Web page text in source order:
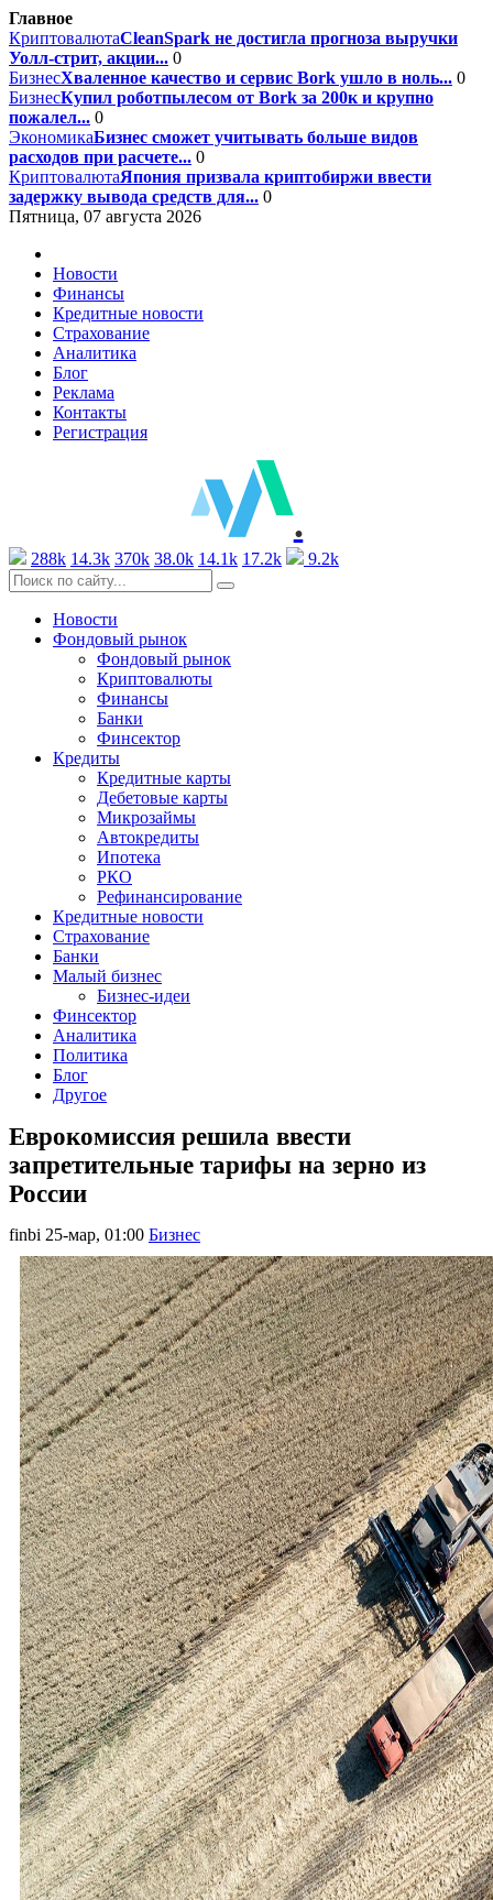
Главное
КриптовалютаCleanSpark не достигла прогноза выручки
Уолл-стрит, акции... 0
БизнесХваленное качество и сервис Bork ушло в ноль... 0
БизнесКупил роботпылесом от Bork за 200к и крупно
пожалел... 0
ЭкономикаБизнес сможет учитывать больше видов
расходов при расчете... 0
КриптовалютаЯпония призвала криптобиржи ввести
задержку вывода средств для... 0
Пятница, 07 августа 2026
Новости
Финансы
Кредитные новости
Страхование
Аналитика
Блог
Реклама
Контакты
Регистрация
.
288k 14.3k 370k 38.0k 14.1k 17.2k 9.2k
Новости
Фондовый рынок
Фондовый рынок
Криптовалюты
Финансы
Банки
Финсектор
Кредиты
Кредитные карты
Дебетовые карты
Микрозаймы
Автокредиты
Ипотека
РКО
Рефинансирование
Кредитные новости
Страхование
Банки
Малый бизнес
Бизнес-идеи
Финсектор
Аналитика
Политика
Блог
Другое
Еврокомиссия решила ввести
запретительные тарифы на зерно из
России
finbi 25-мар, 01:00 Бизнес